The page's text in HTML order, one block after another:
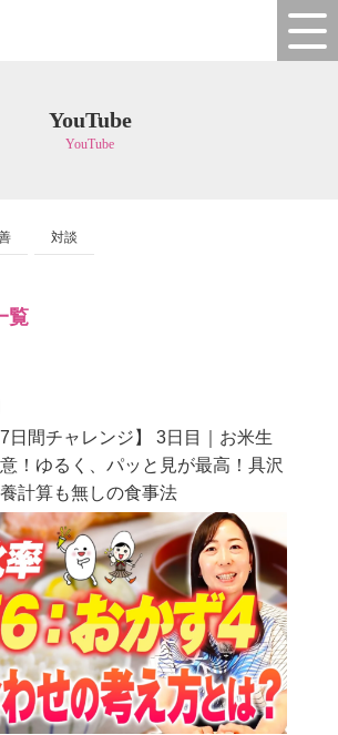
YouTube
YouTube
対談
覧
7日間チャレンジ】 3日目｜お米生
！ゆるく、パッと見が最高！具沢
計算も無しの食事法